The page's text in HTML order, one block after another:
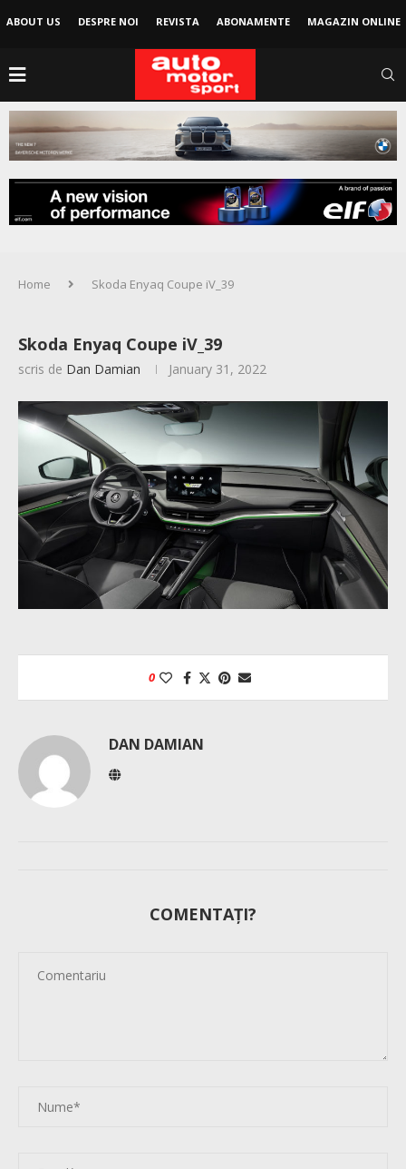
ABOUT US DESPRE NOI REVISTA ABONAMENTE MAGAZIN ONLINE
Home Skoda Enyaq Coupe iV_39
Skoda Enyaq Coupe iV_39
scris de Dan Damian January 31, 2022
0
DAN DAMIAN
COMENTAȚI?